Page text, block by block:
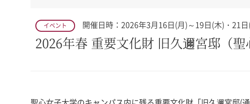
イベント 開催日時：2026年3月16日(月)～19日(木)・21
2026年春 重要文化財 旧久邇宮邸（